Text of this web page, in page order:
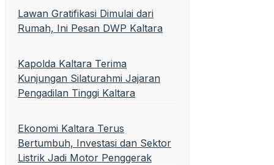
Lawan Gratifikasi Dimulai dari
Rumah, Ini Pesan DWP Kaltara
Kapolda Kaltara Terima
Kunjungan Silaturahmi Jajaran
Pengadilan Tinggi Kaltara
Ekonomi Kaltara Terus
Bertumbuh, Investasi dan Sektor
Listrik Jadi Motor Penggerak